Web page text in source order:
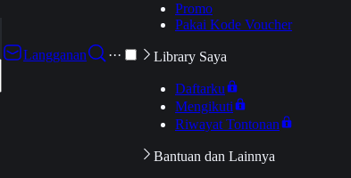
Langganan
···
Promo
Pakai Kode Voucher
Library Saya
Daftarku
Mengikuti
Riwayat Tontonan
Bantuan dan Lainnya